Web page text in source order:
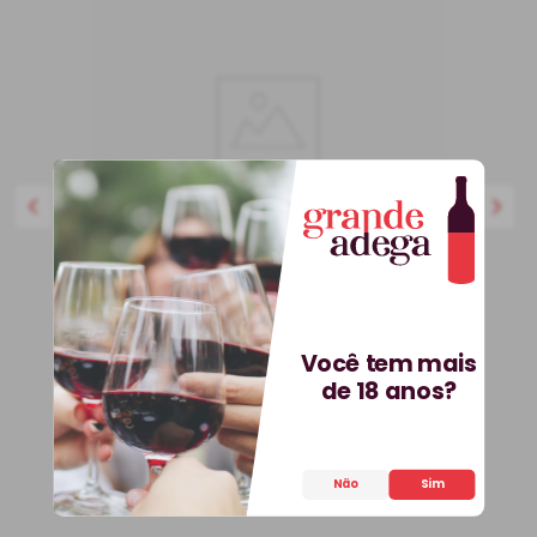
750 ml
BEST-SELLER
Kit 3 Vinhos Petit Vega e
Saca-Rolhas Grátis + E-
book
Kit
536,
399,90
Você tem mais
de 18 anos?
Não Sim